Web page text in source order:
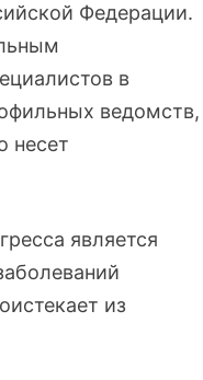
Федерации.
в
ведомств,
несет
является
из